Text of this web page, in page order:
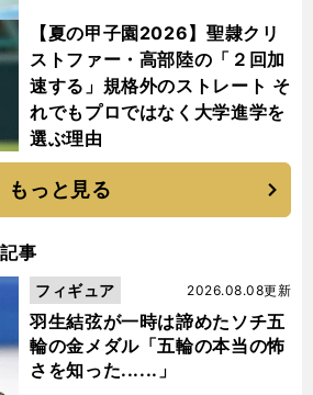
【夏の甲子園2026】聖隷クリ
ストファー・高部陸の「２回加
速する」規格外のストレート そ
れでもプロではなく大学進学を
選ぶ理由
もっと見る
事
羽生結弦が一時は諦めたソチ五
輪の金メダル「五輪の本当の怖
さを知った......」
2026.08.08更新
フィギュア